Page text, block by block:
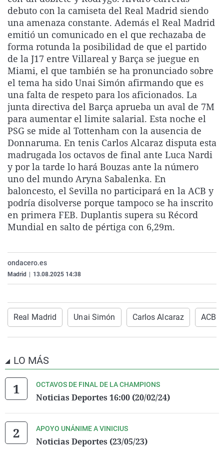
La rosa de los vientos
Gente viajera
Como el perro y el
Caso
Retornados
Equipo de
Operación Viuda
Extremadura
Galicia
La Rioja
Navarra
País Vasco
Virales
Televisión
Elecciones
debuto con la camiseta del Real Madrid siendo
una amenaza constante. Además el Real Madrid
emitió un comunicado en el que rechazaba de
forma rotunda la posibilidad de que el partido
de la J17 entre Villareal y Barça se juegue en
Miami, el que también se ha pronunciado sobre
el tema ha sido Unai Simón afirmando que es
una falta de respeto para los aficionados. La
junta directiva del Barça aprueba un aval de 7M
para aumentar el limite salarial. Esta noche el
PSG se mide al Tottenham con la ausencia de
Donnaruma. En tenis Carlos Alcaraz disputa esta
madrugada los octavos de final ante Luca Nardi
y por la tarde lo hará Bouzas ante la número
uno del mundo Aryna Sabalenka. En
baloncesto, el Sevilla no participará en la ACB y
podría disolverse porque tampoco se ha inscrito
en primera FEB. Duplantis supera su Récord
Mundial en salto de pértiga con 6,29m.
ondacero.es
Madrid 13.08.2025 14:38
Real Madrid Unai Simón Carlos Alcaraz ACB
LO MÁS
OCTAVOS DE FINAL DE LA CHAMPIONS
Noticias Deportes 16:00 (20/02/24)
APOYO UNÁNIME A VINICIUS
Noticias Deportes (23/05/23)